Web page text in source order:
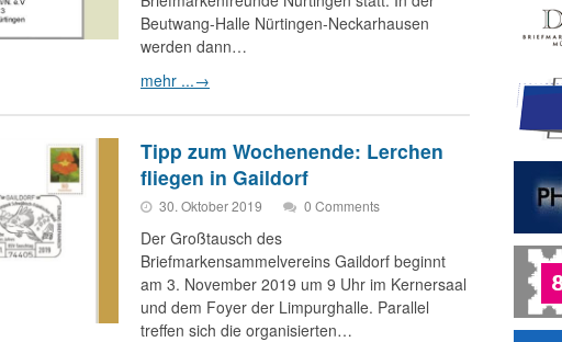
Beutwang-Halle Nürtingen-Neckarhausen
werden dann…
mehr ...→
Tipp zum Wochenende: Lerchen
fliegen in Gaildorf
30. Oktober 2019 0 Comments
Der Großtausch des
Briefmarkensammelvereins Gaildorf beginnt
am 3. November 2019 um 9 Uhr im Kernersaal
und dem Foyer der Limpurghalle. Parallel
treffen sich die organisierten…